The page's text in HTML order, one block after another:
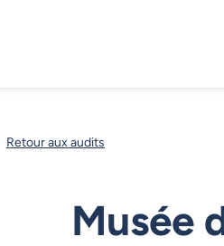
Retour aux audits
Musée